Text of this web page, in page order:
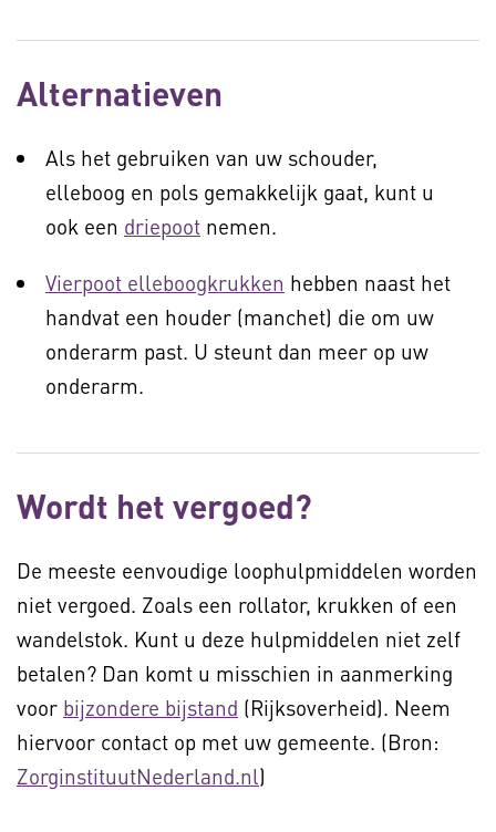
Alternatieven
Als het gebruiken van uw schouder,
elleboog en pols gemakkelijk gaat, kunt u
ook een driepoot nemen.
Vierpoot elleboogkrukken hebben naast het
handvat een houder (manchet) die om uw
onderarm past. U steunt dan meer op uw
onderarm.
Wordt het vergoed?
De meeste eenvoudige loophulpmiddelen worden
niet vergoed. Zoals een rollator, krukken of een
wandelstok. Kunt u deze hulpmiddelen niet zelf
betalen? Dan komt u misschien in aanmerking
voor bijzondere bijstand (Rijksoverheid). Neem
hiervoor contact op met uw gemeente. (Bron:
ZorginstituutNederland.nl)